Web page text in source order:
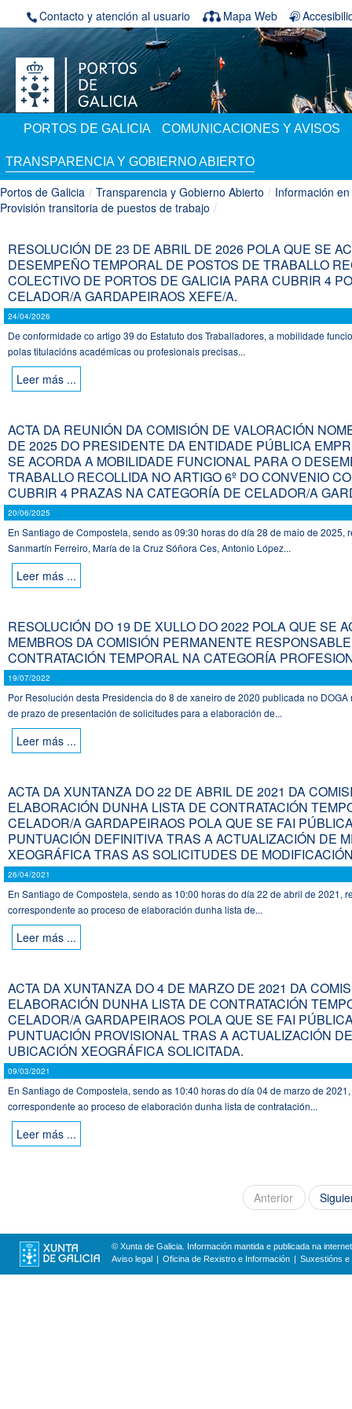
Saltar al contenido
Contacto y atención al usuario Mapa Web
PORTOS DE GALICIA COMUNICACIONES Y AVISOS
TRANSPARENCIA Y GOBIERNO ABIERTO
Portos de Galicia / Transparencia y Gobierno Abierto / Información
Provisión transitoria de puestos de trabajo /
RESOLUCIÓN DE 23 DE ABRIL DE 2026 POLA QUE SE
DESEMPEÑO TEMPORAL DE POSTOS DE TRABALLO
COLECTIVO DE PORTOS DE GALICIA PARA CUBRIR 4
CELADOR/A GARDAPEIRAOS XEFE/A.
24/04/2026
De conformidade co artigo 39 do Estatuto dos Traballadores, a mobilidade
polas titulacións académicas ou profesionais precisas...
Leer más ...
ACTA DA REUNIÓN DA COMISIÓN DE VALORACIÓN
DE 2025 DO PRESIDENTE DA ENTIDADE PÚBLICA
SE ACORDA A MOBILIDADE FUNCIONAL PARA O
TRABALLO RECOLLIDA NO ARTIGO 6º DO CONVENIO
CUBRIR 4 PRAZAS NA CATEGORÍA DE CELADOR/A
20/06/2025
En Santiago de Compostela, sendo as 09:30 horas do día 28 de maio de
Sanmartín Ferreiro, María de la Cruz Sóñora Ces, Antonio López...
Leer más ...
RESOLUCIÓN DO 19 DE XULLO DO 2022 POLA QUE SE
MEMBROS DA COMISIÓN PERMANENTE
CONTRATACIÓN TEMPORAL NA CATEGORÍA
19/07/2022
Por Resolución desta Presidencia do 8 de xaneiro de 2020 publicada no
de prazo de presentación de solicitudes para a elaboración de...
Leer más ...
ACTA DA XUNTANZA DO 22 DE ABRIL DE 2021 DA
ELABORACIÓN DUNHA LISTA DE CONTRATACIÓN
CELADOR/A GARDAPEIRAOS POLA QUE SE FAI
PUNTUACIÓN DEFINITIVA TRAS A ACTUALIZACIÓN DE
XEOGRÁFICA TRAS AS SOLICITUDES DE
26/04/2021
En Santiago de Compostela, sendo as 10:00 horas do día 22 de abril de 2021,
correspondente ao proceso de elaboración dunha lista de...
Leer más ...
ACTA DA XUNTANZA DO 4 DE MARZO DE 2021 DA
ELABORACIÓN DUNHA LISTA DE CONTRATACIÓN
CELADOR/A GARDAPEIRAOS POLA QUE SE FAI
PUNTUACIÓN PROVISIONAL TRAS A ACTUALIZACIÓN
UBICACIÓN XEOGRÁFICA SOLICITADA.
09/03/2021
En Santiago de Compostela, sendo as 10:40 horas do día 04 de marzo de
correspondente ao proceso de elaboración dunha lista de contratación...
Leer más ...
Anterior
© Xunta de Galicia. Información mantida e publicada na
Aviso legal
Oficina de Rexistro e Información Suxestións e